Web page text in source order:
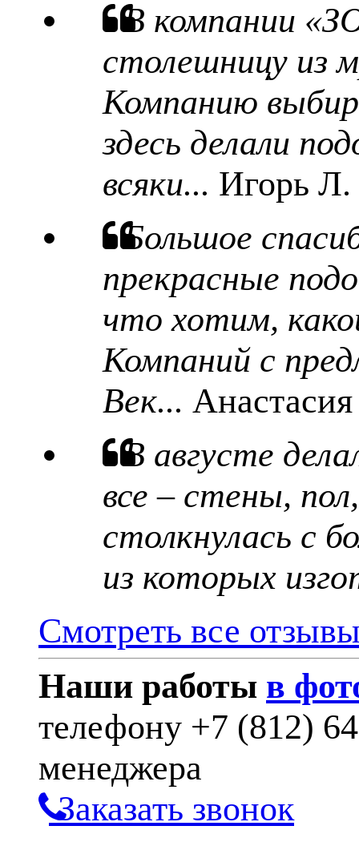
В компании
столешницу из
Компанию
здесь делали
всяки... Игорь Л.
Большое
прекрасные
что хотим,
Компаний с
Век...
В августе
все – стены,
столкнулась с
из которых
Смотреть все
Наши работы в
телефону +7 (812)
менеджера
Заказать звонок